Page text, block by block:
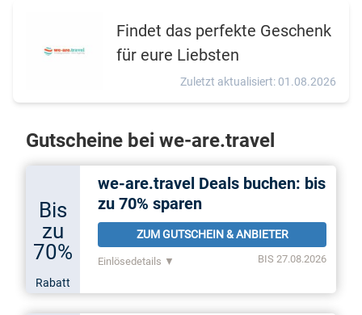
ESIM
REISEBLOG
Findet das perfekte Geschenk
für eure Liebsten
Zuletzt aktualisiert: 01.08.2026
Gutscheine bei we-are.travel
Bis
zu
70%
Rabatt
we-are.travel Deals buchen: bis
zu 70% sparen
ZUM GUTSCHEIN & ANBIETER
BIS 27.08.2026
Einlösedetails ▼